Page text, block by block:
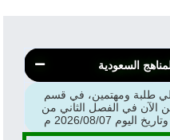
السعودية
طلبة ومهتمين، في قسم
الآن في الفصل الثاني من